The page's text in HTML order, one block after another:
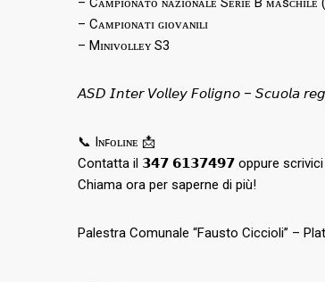
– Cᴀᴍᴘɪᴏɴᴀᴛɪ ɢɪᴏᴠᴀɴɪʟɪ
– Mɪɴɪᴠᴏʟʟᴇʏ S3
𝘈𝘚𝘋 𝘐𝘯𝘵𝘦𝘳 𝘝𝘰𝘭𝘭𝘦𝘺 𝘍𝘰𝘭𝘪𝘨𝘯𝘰 – 𝘚𝘤𝘶𝘰𝘭𝘢
📞 Iɴꜰᴏʟɪɴᴇ 📩
Contatta il 𝟯𝟰𝟳 𝟲𝟭𝟯𝟳𝟰𝟵𝟳 oppure scrivici
Chiama ora per saperne di più!
Palestra Comunale “Fausto Ciccioli” –